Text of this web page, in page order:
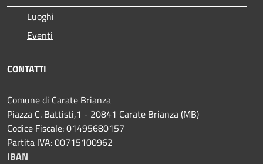
Luoghi
Eventi
CONTATTI
Comune di Carate Brianza
Piazza C. Battisti,1 - 20841 Carate Brianza (MB)
Codice Fiscale: 01495680157
Partita IVA: 00715100962
IBAN